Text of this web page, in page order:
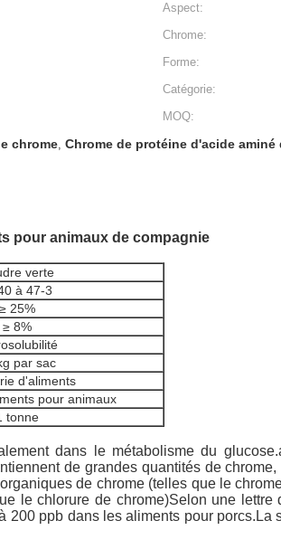
Aspect:
Chrome:
Forme:
Catégorie:
MOQ:
chrome, Chrome de protéine d'acide aminé
pour animaux de compagnie
verte
à 47-3
≥ 25%
≥ 8%
par sac
d'aliments
pour animaux
tonne
dans le métabolisme du
de grandes quantités de
de chrome (telles que le
le chlorure de chrome)Selon une
ppb dans les aliments pour